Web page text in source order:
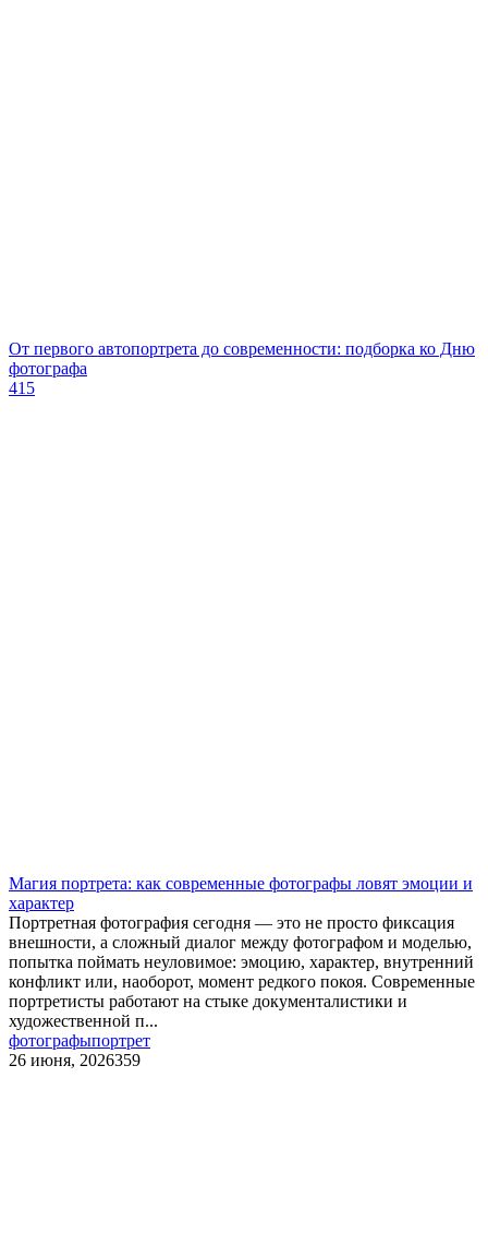
От первого автопортрета до современности: подборка ко Дню
фотографа
415
Магия портрета: как современные фотографы ловят эмоции и
характер
Портретная фотография сегодня — это не просто фиксация
внешности, а сложный диалог между фотографом и моделью,
попытка поймать неуловимое: эмоцию, характер, внутренний
конфликт или, наоборот, момент редкого покоя. Современные
портретисты работают на стыке документалистики и
художественной п...
фотографыпортрет
26 июня, 2026359